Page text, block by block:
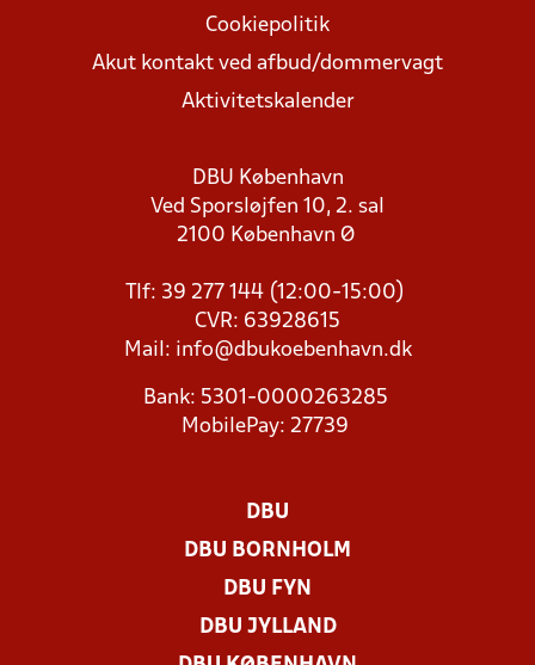
Cookiepolitik
Akut kontakt ved afbud/dommervagt
Aktivitetskalender
DBU København
Ved Sporsløjfen 10, 2. sal
2100 København Ø
Tlf: 39 277 144 (12:00-15:00)
CVR: 63928615
Mail: info@dbukoebenhavn.dk
Bank: 5301-0000263285
MobilePay: 27739
DBU
DBU BORNHOLM
DBU FYN
DBU JYLLAND